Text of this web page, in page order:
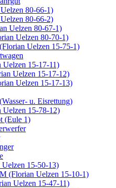
80-66-1)
80-66-2)
Uelzen 80-67-1)
Uelzen 80-70-1)
Uelzen 15-75-1)
15-17-11)
Uelzen 15-17-12)
Uelzen 15-17-13)
u. Eisrettung)
15-78-12)
(Eule 1)
15-50-13)
(Florian Uelzen 15-10-1)
Uelzen 15-47-11)